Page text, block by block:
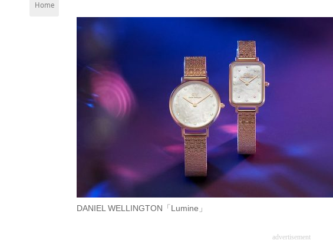
Home
DANIEL WELLINGTON「Lumine」
advertisement